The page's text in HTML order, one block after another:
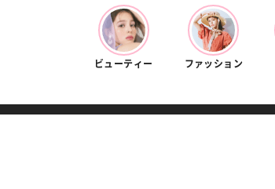
ビューティー ファッション